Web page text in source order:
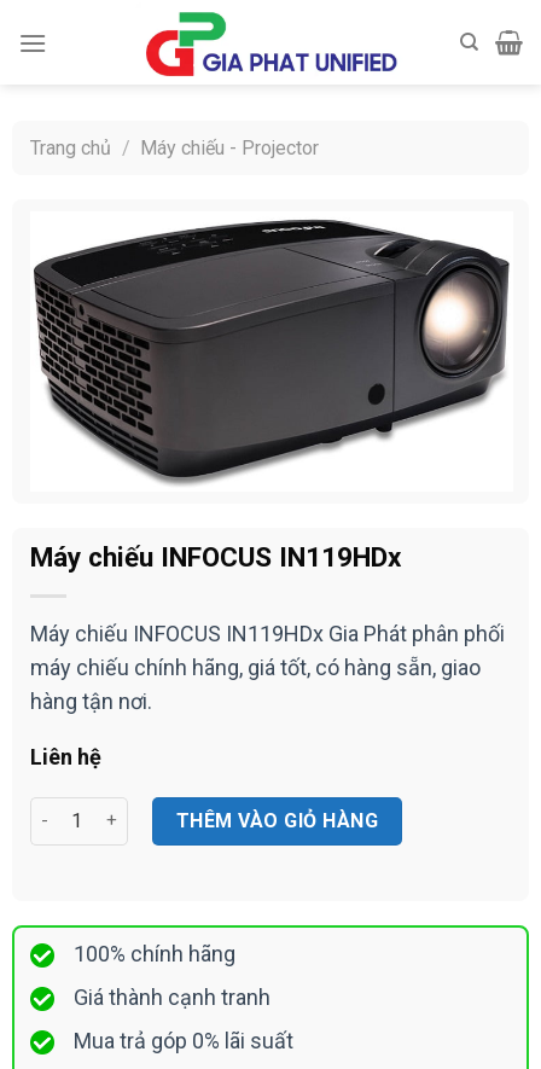
Trang chủ / Máy chiếu - Projector
Máy chiếu INFOCUS IN119HDx
Máy chiếu INFOCUS IN119HDx Gia Phát phân phối
máy chiếu chính hãng, giá tốt, có hàng sẵn, giao
hàng tận nơi.
Liên hệ
Máy chiếu INFOCUS IN119HDx số lượng
THÊM VÀO GIỎ HÀNG
100% chính hãng
Giá thành cạnh tranh
Mua trả góp 0% lãi suất